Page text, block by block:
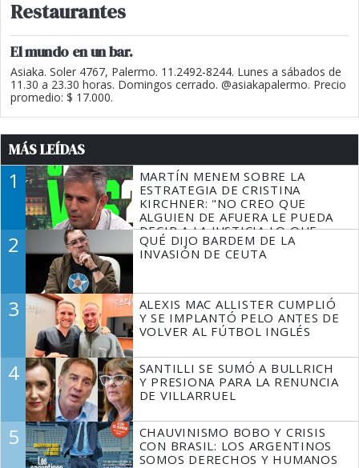
Restaurantes
El mundo en un bar.
Asiaka. Soler 4767, Palermo. 11.2492-8244. Lunes a sábados de
11.30 a 23.30 horas. Domingos cerrado. @asiakapalermo. Precio
promedio: $ 17.000.
MÁS LEÍDAS
1
MARTÍN MENEM SOBRE LA
ESTRATEGIA DE CRISTINA
KIRCHNER: "NO CREO QUE
ALGUIEN DE AFUERA LE PUEDA
DECIR A LA JUSTICIA LO QUE
TIENE QUE HACER"
2
QUÉ DIJO BARDEM DE LA
INVASIÓN DE CEUTA
3
ALEXIS MAC ALLISTER CUMPLIÓ
Y SE IMPLANTÓ PELO ANTES DE
VOLVER AL FÚTBOL INGLÉS
4
SANTILLI SE SUMÓ A BULLRICH
Y PRESIONA PARA LA RENUNCIA
DE VILLARRUEL
5
CHAUVINISMO BOBO Y CRISIS
CON BRASIL: LOS ARGENTINOS
SOMOS DERECHOS Y HUMANOS